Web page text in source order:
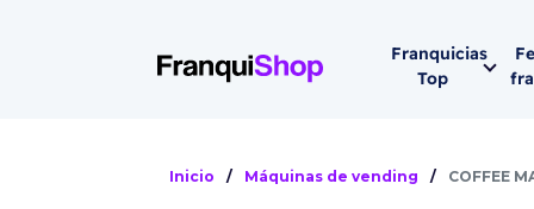
Franquicias
Top
Inicio / Máquinas de vending / COFFEE